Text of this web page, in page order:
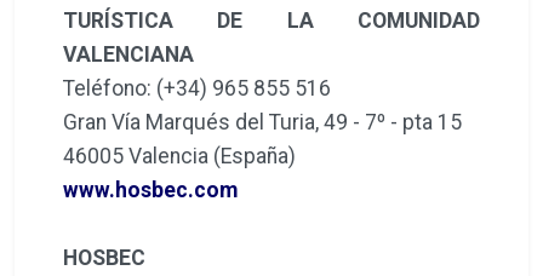
TURÍSTICA DE LA COMUNIDAD
VALENCIANA
Teléfono: (+34) 965 855 516
Gran Vía Marqués del Turia, 49 - 7º - pta 15
46005 Valencia (España)
www.hosbec.com
HOSBEC